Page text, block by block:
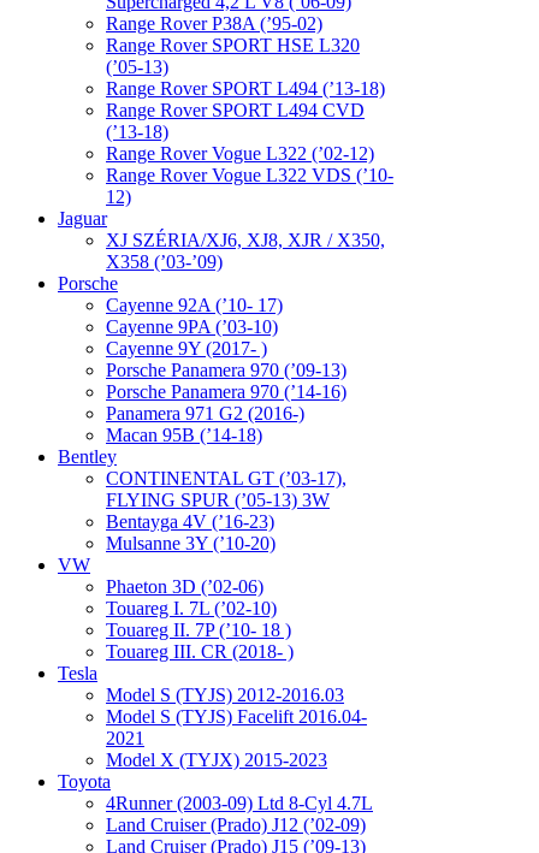
Range Rover P38A (’95-02)
Range Rover SPORT HSE L320
(’05-13)
Range Rover SPORT L494 (’13-18)
Range Rover SPORT L494 CVD
(’13-18)
Range Rover Vogue L322 (’02-12)
Range Rover Vogue L322 VDS (’10-
12)
Jaguar
XJ SZÉRIA/XJ6, XJ8, XJR / X350,
X358 (’03-’09)
Porsche
Cayenne 92A (’10- 17)
Cayenne 9PA (’03-10)
Cayenne 9Y (2017- )
Porsche Panamera 970 (’09-13)
Porsche Panamera 970 (’14-16)
Panamera 971 G2 (2016-)
Macan 95B (’14-18)
Bentley
CONTINENTAL GT (’03-17),
FLYING SPUR (’05-13) 3W
Bentayga 4V (’16-23)
Mulsanne 3Y (’10-20)
VW
Phaeton 3D (’02-06)
Touareg I. 7L (’02-10)
Touareg II. 7P (’10- 18 )
Touareg III. CR (2018- )
Tesla
Model S (TYJS) 2012-2016.03
Model S (TYJS) Facelift 2016.04-
2021
Model X (TYJX) 2015-2023
Toyota
4Runner (2003-09) Ltd 8-Cyl 4.7L
Land Cruiser (Prado) J12 (’02-09)
Land Cruiser (Prado) J15 (’09-13)